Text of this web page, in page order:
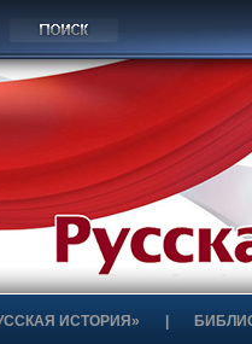
ИСТОРИЯ»